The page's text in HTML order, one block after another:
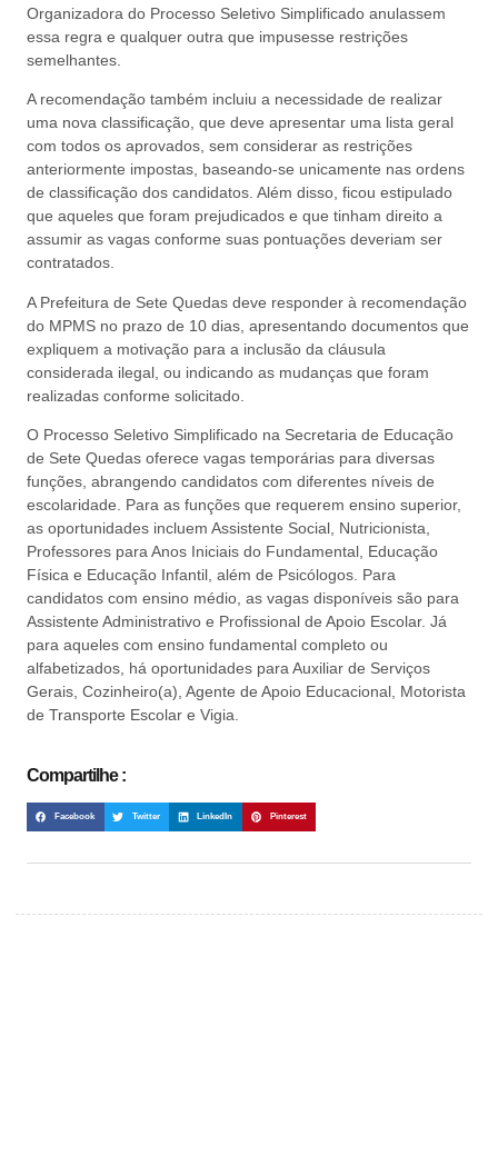
Organizadora do Processo Seletivo Simplificado anulassem
essa regra e qualquer outra que impusesse restrições
semelhantes.
A recomendação também incluiu a necessidade de realizar
uma nova classificação, que deve apresentar uma lista geral
com todos os aprovados, sem considerar as restrições
anteriormente impostas, baseando-se unicamente nas ordens
de classificação dos candidatos. Além disso, ficou estipulado
que aqueles que foram prejudicados e que tinham direito a
assumir as vagas conforme suas pontuações deveriam ser
contratados.
A Prefeitura de Sete Quedas deve responder à recomendação
do MPMS no prazo de 10 dias, apresentando documentos que
expliquem a motivação para a inclusão da cláusula
considerada ilegal, ou indicando as mudanças que foram
realizadas conforme solicitado.
O Processo Seletivo Simplificado na Secretaria de Educação
de Sete Quedas oferece vagas temporárias para diversas
funções, abrangendo candidatos com diferentes níveis de
escolaridade. Para as funções que requerem ensino superior,
as oportunidades incluem Assistente Social, Nutricionista,
Professores para Anos Iniciais do Fundamental, Educação
Física e Educação Infantil, além de Psicólogos. Para
candidatos com ensino médio, as vagas disponíveis são para
Assistente Administrativo e Profissional de Apoio Escolar. Já
para aqueles com ensino fundamental completo ou
alfabetizados, há oportunidades para Auxiliar de Serviços
Gerais, Cozinheiro(a), Agente de Apoio Educacional, Motorista
de Transporte Escolar e Vigia.
Compartilhe :
Facebook Twitter LinkedIn Pinterest